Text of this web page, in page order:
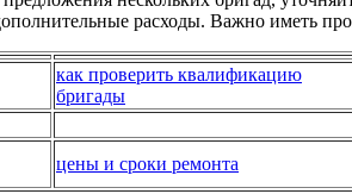
расходы. Важно иметь
как проверить квалификацию
бригады
цены и сроки ремонта